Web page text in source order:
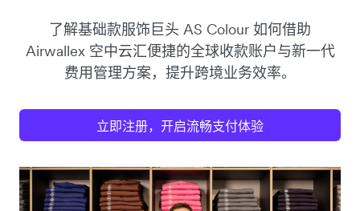
了解基础款服饰巨头 AS Colour 如何借助
Airwallex 空中云汇便捷的全球收款账户与新一代
费用管理方案，提升跨境业务效率。
立即注册，开启流畅支付体验